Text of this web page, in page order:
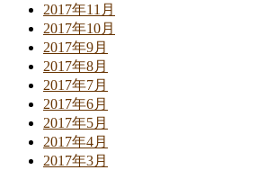
2017年11月
2017年10月
2017年9月
2017年8月
2017年7月
2017年6月
2017年5月
2017年4月
2017年3月